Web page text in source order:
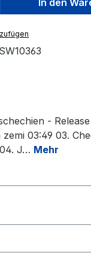
In den
SW10363
-
zemi 03:49 03.
J… Mehr